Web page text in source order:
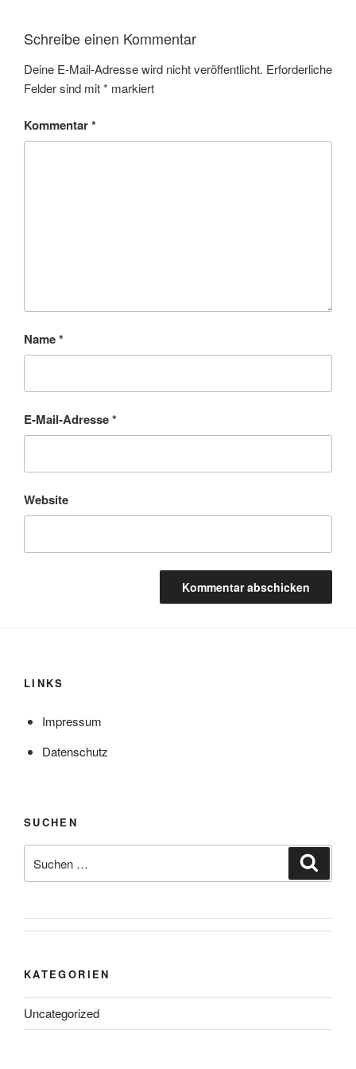
Schreibe einen Kommentar
Deine E-Mail-Adresse wird nicht veröffentlicht. Erforderliche
Felder sind mit* markiert
Kommentar*
Name*
E-Mail-Adresse*
Website
LINKS
Impressum
Datenschutz
SUCHEN
nach:
KATEGORIEN
Uncategorized